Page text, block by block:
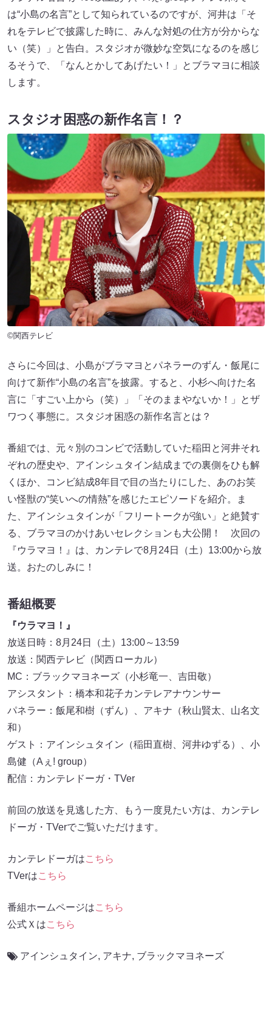
は“小島の名言”として知られているのですが、河井は「そ
れをテレビで披露した時に、みんな対処の仕方が分からな
い（笑）」と告白。スタジオが微妙な空気になるのを感じ
るそうで、「なんとかしてあげたい！」とブラマヨに相談
します。
スタジオ困惑の新作名言！？
©関西テレビ
さらに今回は、小島がブラマヨとパネラーのずん・飯尾に
向けて新作“小島の名言”を披露。すると、小杉へ向けた名
言に「すごい上から（笑）」「そのままやないか！」とザ
ワつく事態に。スタジオ困惑の新作名言とは？
番組では、元々別のコンビで活動していた稲田と河井それ
ぞれの歴史や、アインシュタイン結成までの裏側をひも解
くほか、コンビ結成8年目で目の当たりにした、あのお笑
い怪獣の“笑いへの情熱”を感じたエピソードを紹介。ま
た、アインシュタインが「フリートークが強い」と絶賛す
る、ブラマヨのかけあいセレクションも大公開！ 次回の
『ウラマヨ！』は、カンテレで8月24日（土）13:00から放
送。おたのしみに！
番組概要
『ウラマヨ！』
放送日時：8月24日（土）13:00～13:59
放送：関西テレビ（関西ローカル）
MC：ブラックマヨネーズ（小杉竜一、吉田敬）
アシスタント：橋本和花子カンテレアナウンサー
パネラー：飯尾和樹（ずん）、アキナ（秋山賢太、山名文
和）
ゲスト：アインシュタイン（稲田直樹、河井ゆずる）、小
島健（Aぇ! group）
配信：カンテレドーガ・TVer
前回の放送を見逃した方、もう一度見たい方は、カンテレ
ドーガ・TVerでご覧いただけます。
カンテレドーガはこちら
TVerはこちら
番組ホームページはこちら
公式Ｘはこちら
アインシュタイン, アキナ, ブラックマヨネーズ